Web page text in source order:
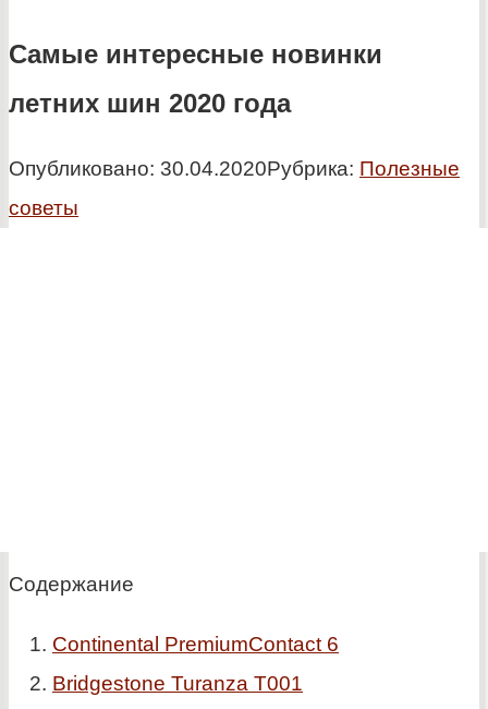
Самые интересные новинки
летних шин 2020 года
Опубликовано: 30.04.2020Рубрика: Полезные
советы
Содержание
Continental PremiumContact 6
Bridgestone Turanza T001